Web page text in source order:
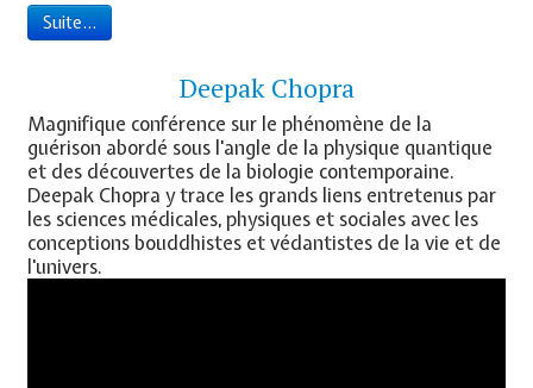
Suite...
Deepak Chopra
Magnifique conférence sur le phénomène de la
guérison abordé sous l'angle de la physique quantique
et des découvertes de la biologie contemporaine.
Deepak Chopra y trace les grands liens entretenus par
les sciences médicales, physiques et sociales avec les
conceptions bouddhistes et védantistes de la vie et de
l'univers.